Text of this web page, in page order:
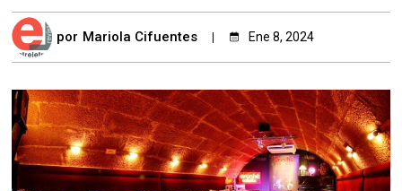
por Mariola Cifuentes Ene 8, 2024